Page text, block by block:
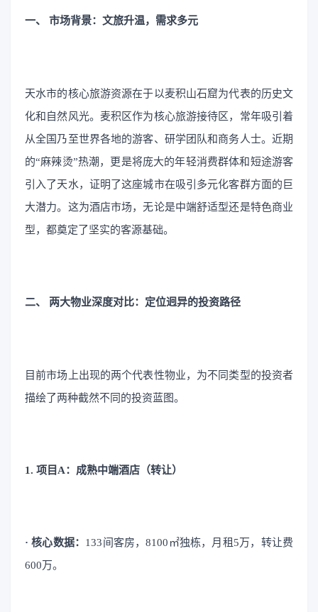
一、 市场背景：文旅升温，需求多元
天水市的核心旅游资源在于以麦积山石窟为代表的历史文
化和自然风光。麦积区作为核心旅游接待区，常年吸引着
从全国乃至世界各地的游客、研学团队和商务人士。近期
的“麻辣烫”热潮，更是将庞大的年轻消费群体和短途游客
引入了天水，证明了这座城市在吸引多元化客群方面的巨
大潜力。这为酒店市场，无论是中端舒适型还是特色商业
型，都奠定了坚实的客源基础。
二、 两大物业深度对比：定位迥异的投资路径
目前市场上出现的两个代表性物业，为不同类型的投资者
描绘了两种截然不同的投资蓝图。
1. 项目A：成熟中端酒店（转让）
· 核心数据： 133间客房，8100㎡独栋，月租5万，转让费
600万。